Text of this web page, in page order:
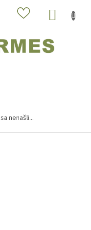
sa nenašli...